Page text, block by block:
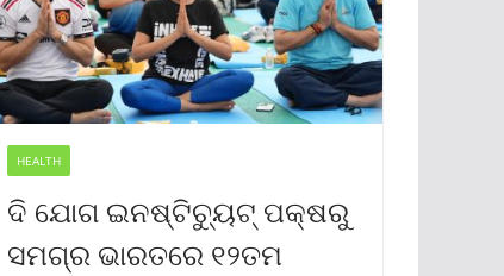
HEALTH
ଦି ଯୋଗ ଇନଷ୍ଟିଚ୍ୟୁଟ୍ ପକ୍ଷରୁ
ସମଗ୍ର ଭାରତରେ ୧୨ତମ